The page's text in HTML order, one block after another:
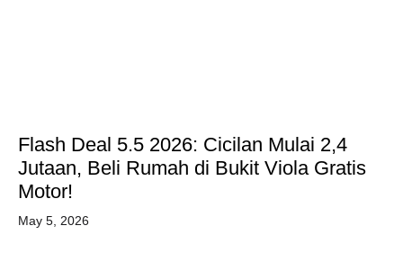
Flash Deal 5.5 2026: Cicilan Mulai 2,4
Jutaan, Beli Rumah di Bukit Viola Gratis
Motor!
May 5, 2026